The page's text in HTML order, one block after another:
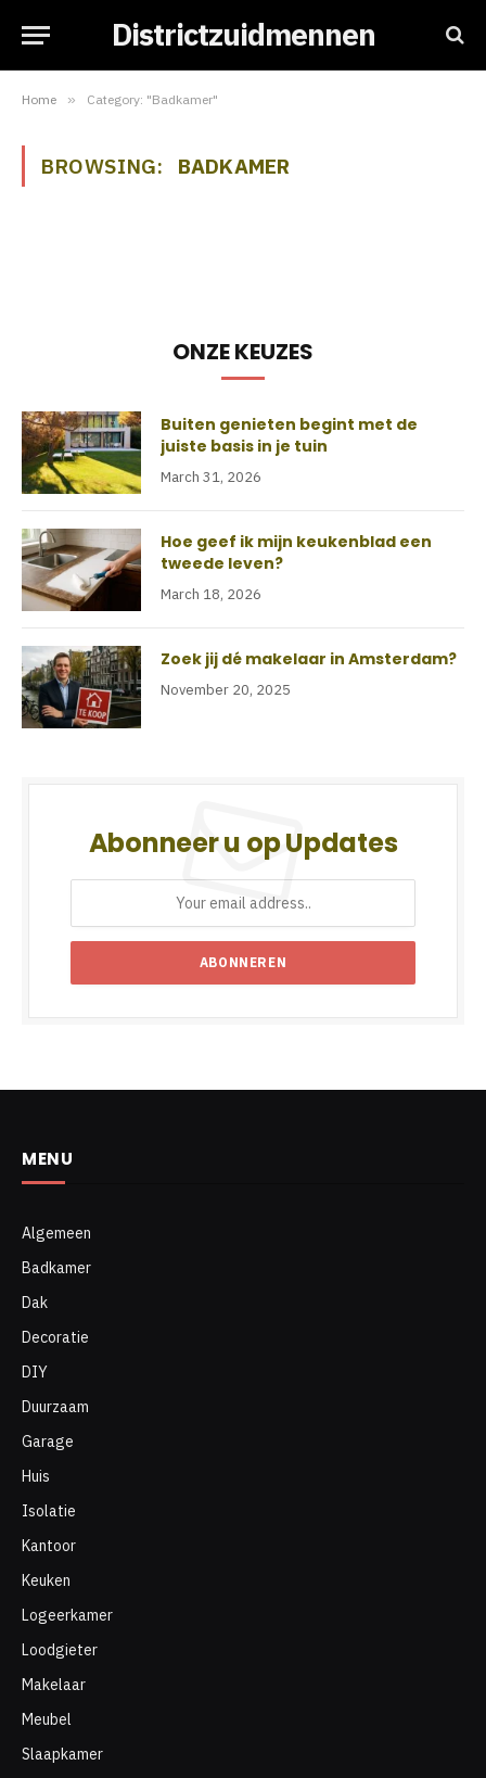
Districtzuidmennen
Home » Category: "Badkamer"
BROWSING: BADKAMER
ONZE KEUZES
Buiten genieten begint met de
juiste basis in je tuin
March 31, 2026
Hoe geef ik mijn keukenblad een
tweede leven?
March 18, 2026
Zoek jij dé makelaar in Amsterdam?
November 20, 2025
Abonneer u op Updates
MENU
Algemeen
Badkamer
Dak
Decoratie
DIY
Duurzaam
Garage
Huis
Isolatie
Kantoor
Keuken
Logeerkamer
Loodgieter
Makelaar
Meubel
Slaapkamer